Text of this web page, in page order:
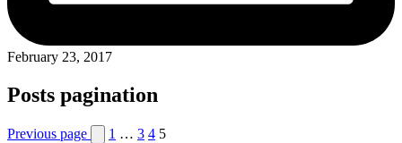
February 23, 2017
Posts pagination
Previous page 1 … 3 4 5